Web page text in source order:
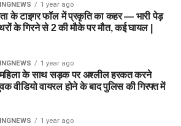
1 year ago
के टाइगर फॉल में प्रकृति का कहर — भारी पेड़
के गिरने से 2 की मौके पर मौत, कई घायल |
1 year ago
के साथ सड़क पर अश्लील हरकत करने
वीडियो वायरल होने के बाद पुलिस की गिरफ्त में
1 year ago